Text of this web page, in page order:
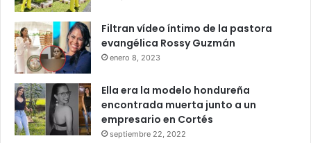
Filtran vídeo íntimo de la pastora
evangélica Rossy Guzmán
enero 8, 2023
Ella era la modelo hondureña
encontrada muerta junto a un
empresario en Cortés
septiembre 22, 2022